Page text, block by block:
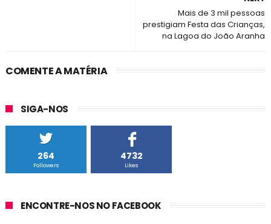
Mais de 3 mil pessoas
prestigiam Festa das Crianças,
na Lagoa do João Aranha
COMENTE A MATÉRIA
SIGA-NOS
264
Followers
4732
Likes
ENCONTRE-NOS NO FACEBOOK